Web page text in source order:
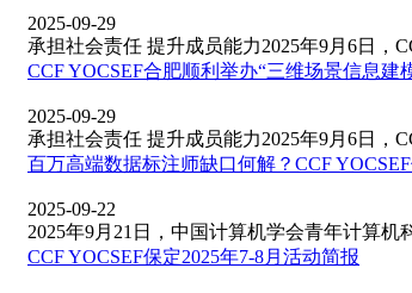
2025-09-29
承担社会责任 提升成员能力2025年9月6日，
CCF YOCSEF合肥顺利举办“三维场景信息
2025-09-29
承担社会责任 提升成员能力2025年9月6日，
百万高端数据标注师缺口何解？CCF
2025-09-22
2025年9月21日，中国计算机学会青年计算机
CCF YOCSEF保定2025年7-8月活动简报